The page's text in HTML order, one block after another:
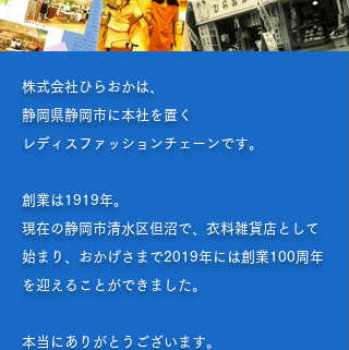
株式会社ひらおかは、
静岡県静岡市に本社を置く
レディスファッションチェーンです。
創業は1919年。
現在の静岡市清水区但沼で、衣料雑貨店として
始まり、おかげさまで2019年には創業100周年
を迎えることができました。
本当にありがとうございます。